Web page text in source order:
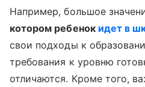
Например, большое
котором ребенок идет в
свои подходы к
требования к уровню
отличаются. Кроме того,